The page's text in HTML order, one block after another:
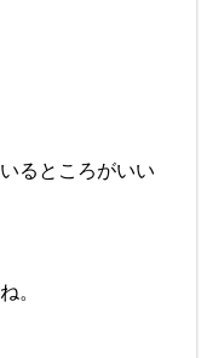
るところがいい
。